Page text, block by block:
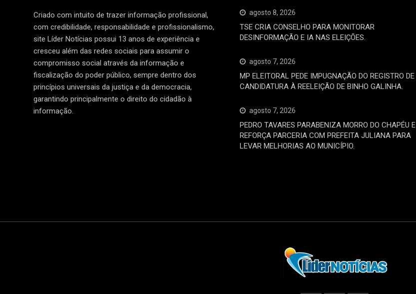
Criado com intuito de trazer informação profissional,
com credibilidade, responsabilidade e profissionalismo,
site Líder Notícias possui 13 anos de experiência e
cresceu além das redes sociais para assumir o
compromisso social através da informação e
fiscalização do poder público, sempre dentro dos
princípios universais da justiça e da democracia,
garantindo principalmente o direito do cidadão à
informação.
agosto 8, 2026
TSE CRIA CONSELHO PARA MONITORAR
DESINFORMAÇÃO E IA NAS ELEIÇÕES.
agosto 7, 2026
MP ELEITORAL PEDE IMPUGNAÇÃO DO REGISTRO DE
CANDIDATURA À REELEIÇÃO DE BINHO GALINHA.
agosto 7, 2026
PEDRO TAVARES PARABENIZA MORRO DO CHAPÉU E
REFORÇA PARCERIA COM PREFEITA JULIANA PARA
LEVAR MELHORIAS AO MUNICÍPIO.